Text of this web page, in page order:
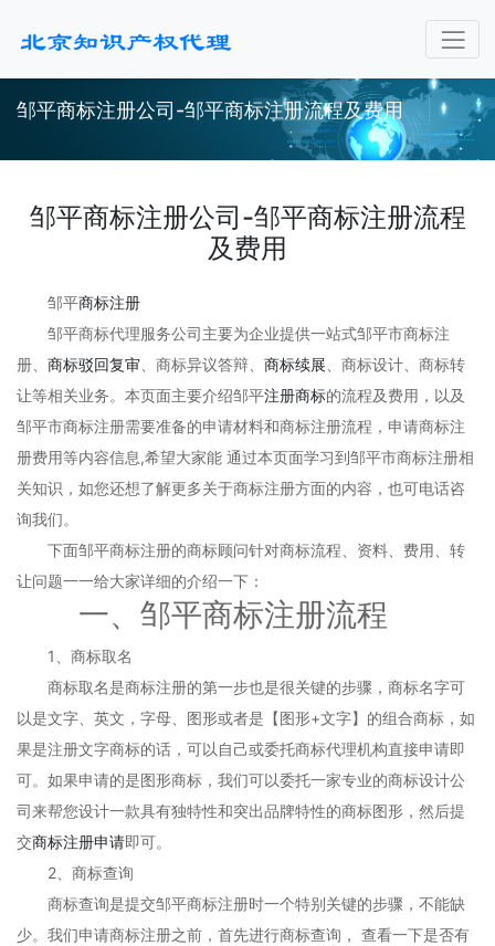
邹平商标注册公司-邹平商标注册流程及费用
邹平商标注册公司-邹平商标注册流程
及费用
邹平商标注册
邹平商标代理服务公司主要为企业提供一站式邹平市商标注
册、 商标驳回复审 、商标异议答辩、 商标续展 、商标设计、商标转
让等相关业务。本页面主要介绍邹平注册商标的流程及费用，以及
邹平市商标注册需要准备的申请材料和商标注册流程，申请商标注
册费用等内容信息,希望大家能 通过本页面学习到邹平市商标注册相
关知识，如您还想了解更多关于商标注册方面的内容，也可电话咨
询我们。
下面邹平商标注册的商标顾问针对商标流程、资料、费用、转
让问题一一给大家详细的介绍一下：
一、邹平商标注册流程
1、商标取名
商标取名是商标注册的第一步也是很关键的步骤，商标名字可
以是文字、英文，字母、图形或者是【图形+文字】的组合商标，如
果是注册文字商标的话，可以自己或委托商标代理机构直接申请即
可。如果申请的是图形商标，我们可以委托一家专业的商标设计公
司来帮您设计一款具有独特性和突出品牌特性的商标图形，然后提
交商标注册申请即可。
2、商标查询
商标查询是提交邹平商标注册时一个特别关键的步骤，不能缺
少。我们申请商标注册之前，首先进行商标查询， 查看一下是否有